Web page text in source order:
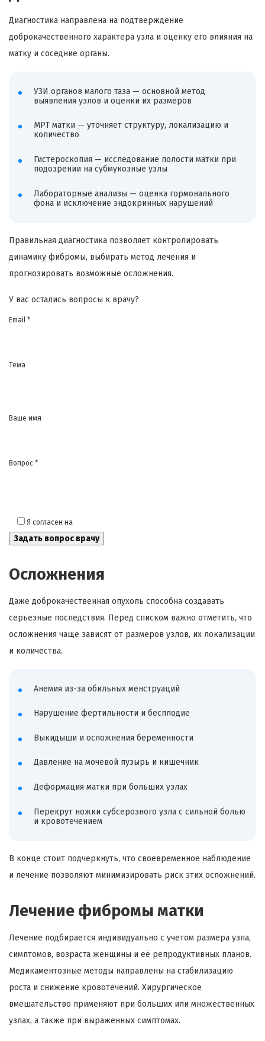
Диагностика направлена на подтверждение
доброкачественного характера узла и оценку его влияния на
матку и соседние органы.
УЗИ органов малого таза — основной метод
выявления узлов и оценки их размеров
МРТ матки — уточняет структуру, локализацию и
количество
Гистероскопия — исследование полости матки при
подозрении на субмукозные узлы
Лабораторные анализы — оценка гормонального
фона и исключение эндокринных нарушений
Правильная диагностика позволяет контролировать
динамику фибромы, выбирать метод лечения и
прогнозировать возможные осложнения.
У вас остались вопросы к врачу?
Email *
Тема
Ваше имя
Вопрос *
Я согласен на
Осложнения
Даже доброкачественная опухоль способна создавать
серьезные последствия. Перед списком важно отметить, что
осложнения чаще зависят от размеров узлов, их локализации
и количества.
Анемия из-за обильных менструаций
Нарушение фертильности и бесплодие
Выкидыши и осложнения беременности
Давление на мочевой пузырь и кишечник
Деформация матки при больших узлах
Перекрут ножки субсерозного узла с сильной болью
и кровотечением
В конце стоит подчеркнуть, что своевременное наблюдение
и лечение позволяют минимизировать риск этих осложнений.
Лечение фибромы матки
Лечение подбирается индивидуально с учетом размера узла,
симптомов, возраста женщины и её репродуктивных планов.
Медикаментозные методы направлены на стабилизацию
роста и снижение кровотечений. Хирургическое
вмешательство применяют при больших или множественных
узлах, а также при выраженных симптомах.